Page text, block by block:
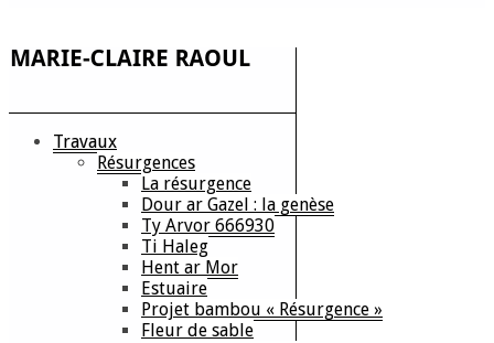
Travaux
Résurgences
La résurgence
Dour ar Gazel : la genèse
Ty Arvor 666930
Ti Haleg
Hent ar Mor
Estuaire
Projet bambou « Résurgence »
Fleur de sable